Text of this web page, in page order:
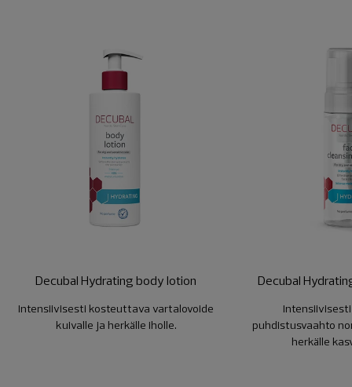
Decubal Hydrating body lotion
Intensiivisesti kosteuttava vartalovoide
kuivalle ja herkälle iholle.
Decubal
puhdistusvaahto
herkälle